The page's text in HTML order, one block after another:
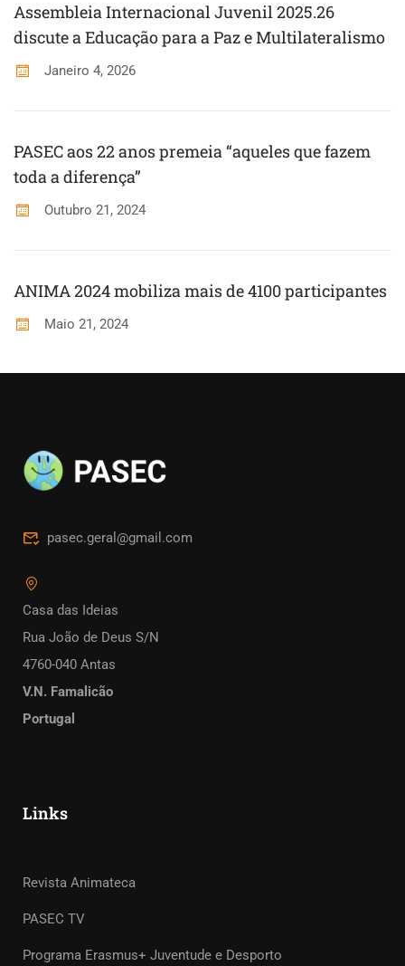
Assembleia Internacional Juvenil 2025.26
discute a Educação para a Paz e Multilateralismo
Janeiro 4, 2026
PASEC aos 22 anos premeia “aqueles que fazem
toda a diferença”
Outubro 21, 2024
ANIMA 2024 mobiliza mais de 4100 participantes
Maio 21, 2024
pasec.geral@gmail.com
Casa das Ideias
Rua João de Deus S/N
4760-040 Antas
V.N. Famalicão
Portugal
Links
Revista Animateca
PASEC TV
Programa Erasmus+ Juventude e Desporto